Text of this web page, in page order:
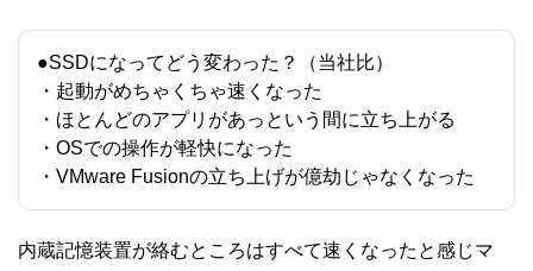
●SSDになってどう変わった？（当社比）
・起動がめちゃくちゃ速くなった
・ほとんどのアプリがあっという間に立ち上がる
・OSでの操作が軽快になった
・VMware Fusionの立ち上げが億劫じゃなくなった
内蔵記憶装置が絡むところはすべて速くなったと感じマ